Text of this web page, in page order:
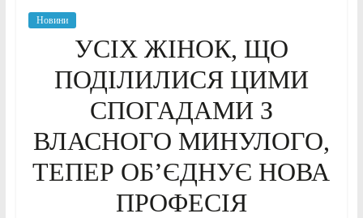
Новини
УСІХ ЖІНОК, ЩО
ПОДІЛИЛИСЯ ЦИМИ
СПОГАДАМИ З
ВЛАСНОГО МИНУЛОГО,
ТЕПЕР ОБ’ЄДНУЄ НОВА
ПРОФЕСІЯ